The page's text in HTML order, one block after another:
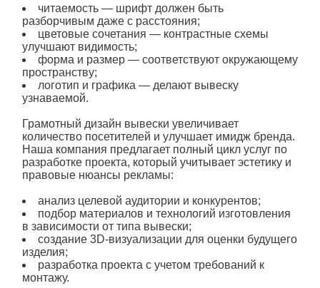
читаемость — шрифт должен быть
разборчивым даже с расстояния;
цветовые сочетания — контрастные схемы
улучшают видимость;
форма и размер — соответствуют окружающему
пространству;
логотип и графика — делают вывеску
узнаваемой.
Грамотный дизайн вывески увеличивает
количество посетителей и улучшает имидж бренда.
Наша компания предлагает полный цикл услуг по
разработке проекта, который учитывает эстетику и
правовые нюансы рекламы:
анализ целевой аудитории и конкурентов;
подбор материалов и технологий изготовления
в зависимости от типа вывески;
создание 3D-визуализации для оценки будущего
изделия;
разработка проекта с учетом требований к
монтажу.